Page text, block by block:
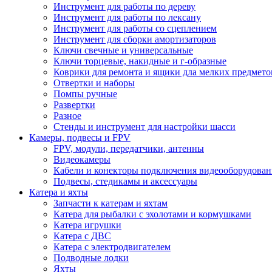
Инструмент для работы по дереву
Инструмент для работы по лексану
Инструмент для работы со сцеплением
Инструмент для сборки амортизаторов
Ключи свечные и универсальные
Ключи торцевые, накидные и г-образные
Коврики для ремонта и ящики дла мелких
Отвертки и наборы
Помпы ручные
Развертки
Разное
Стенды и инструмент для настройки шасси
Камеры, подвесы и FPV
FPV, модули, передатчики, антенны
Видеокамеры
Кабели и конекторы подключения
Подвесы, стедикамы и аксессуары
Катера и яхты
Запчасти к катерам и яхтам
Катера для рыбалки с эхолотами и кормушками
Катера игрушки
Катера с ДВС
Катера с электродвигателем
Подводные лодки
Яхты